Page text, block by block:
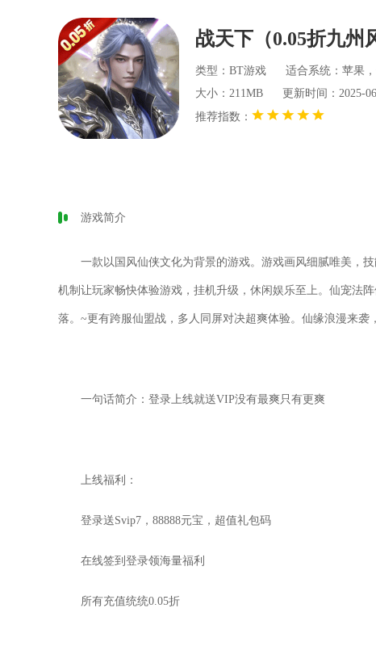
战天下（0.05折九州
类型：BT游戏
适合系统：苹果
大小：211MB
更新时间：2025-
推荐指数：
游戏简介
一款以国风仙侠文化为背景的游戏。游戏画风细腻唯美，
机制让玩家畅快体验游戏，挂机升级，休闲娱乐至上。仙宠法
落。~更有跨服仙盟战，多人同屏对决超爽体验。仙缘浪漫来袭
一句话简介：登录上线就送VIP没有最爽只有更爽
上线福利：
登录送Svip7，88888元宝，超值礼包码
在线签到登录领海量福利
所有充值统统0.05折